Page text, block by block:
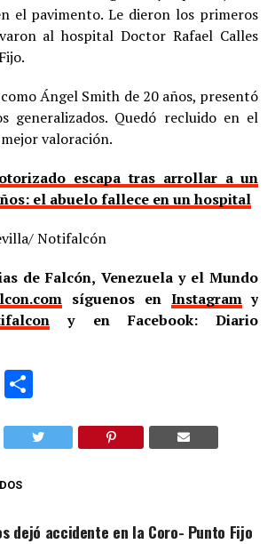
el pavimento. Le dieron los primeros
al hospital Doctor Rafael Calles
Ángel Smith de 20 años, presentó
generalizados. Quedó recluido en el
valoración.
escapa tras arrollar a un
el abuelo fallece en un hospital
Notifalcón
de Falcón, Venezuela y el Mundo
síguenos en Instagramy
y en Facebook: Diario
Compartir
dejó accidente en la Coro- Punto Fijo